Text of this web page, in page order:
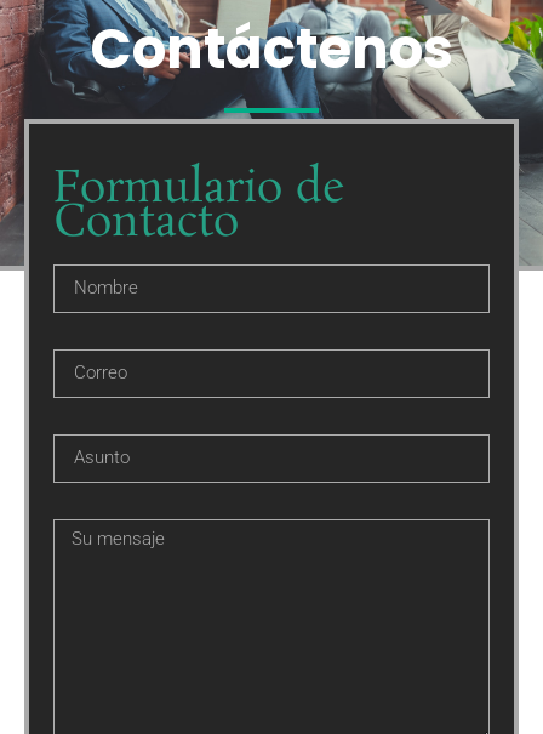
Contáctenos
Formulario de
Contacto